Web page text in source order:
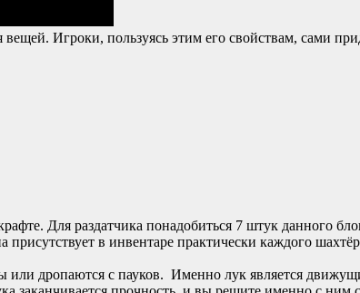
Игроки, пользуясь этим его свойствам, сами
Для раздатчика понадобиться 7 штук данного
в инвентаре практически каждого
дропаются с пауков. Именно лук является